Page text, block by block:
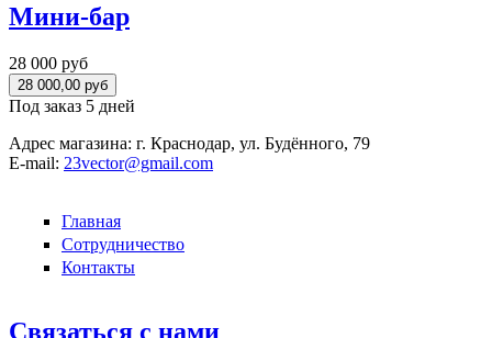
Мини-бар
28 000 руб
Под заказ 5 дней
Адрес магазина: г. Краснодар, ул. Будённого, 79
E-mail: 23vector@gmail.com
Главная
Сотрудничество
Контакты
Связаться с нами